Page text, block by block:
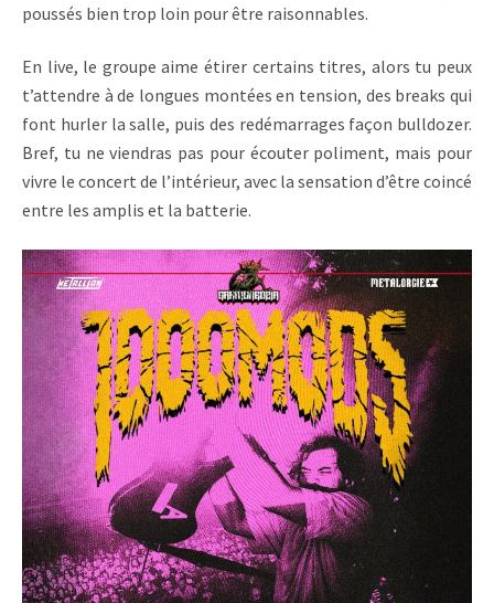
poussés bien trop loin pour être raisonnables.
En live, le groupe aime étirer certains titres, alors tu peux
t’attendre à de longues montées en tension, des breaks qui
font hurler la salle, puis des redémarrages façon bulldozer.
Bref, tu ne viendras pas pour écouter poliment, mais pour
vivre le concert de l’intérieur, avec la sensation d’être coincé
entre les amplis et la batterie.